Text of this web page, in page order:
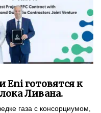
Eni готовятся к
Ливана.
газа с консорциумом,